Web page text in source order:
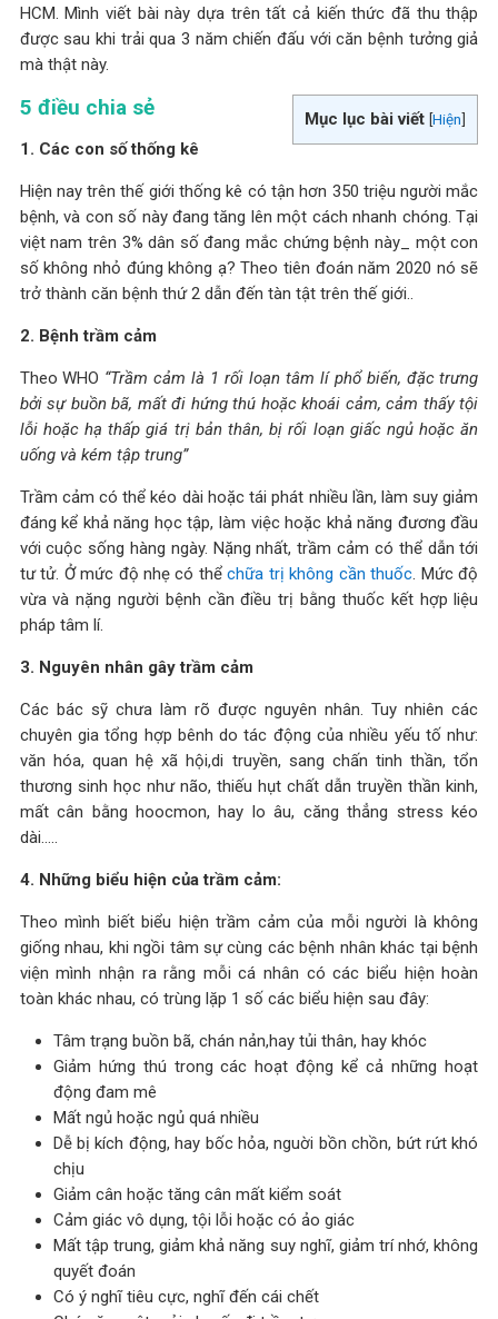
HCM. Mình viết bài này dựa trên tất cả kiến thức đã thu thập
được sau khi trải qua 3 năm chiến đấu với căn bệnh tưởng giả
mà thật này.
Mục lục bài viết [Hiện]
5 điều chia sẻ
1. Các con số thống kê
Hiện nay trên thế giới thống kê có tận hơn 350 triệu người mắc
bệnh, và con số này đang tăng lên một cách nhanh chóng. Tại
việt nam trên 3% dân số đang mắc chứng bệnh này_ một con
số không nhỏ đúng không ạ? Theo tiên đoán năm 2020 nó sẽ
trở thành căn bệnh thứ 2 dẫn đến tàn tật trên thế giới..
2. Bệnh trầm cảm
Theo WHO “Trầm cảm là 1 rối loạn tâm lí phổ biến, đặc trưng
bởi sự buồn bã, mất đi hứng thú hoặc khoái cảm, cảm thấy tội
lỗi hoặc hạ thấp giá trị bản thân, bị rối loạn giấc ngủ hoặc ăn
uống và kém tập trung”
Trầm cảm có thể kéo dài hoặc tái phát nhiều lần, làm suy giảm
đáng kể khả năng học tập, làm việc hoặc khả năng đương đầu
với cuộc sống hàng ngày. Nặng nhất, trầm cảm có thể dẫn tới
tư tử. Ở mức độ nhẹ có thểchữa trị không cần thuốc. Mức độ
vừa và nặng người bệnh cần điều trị bằng thuốc kết hợp liệu
pháp tâm lí.
3. Nguyên nhân gây trầm cảm
Các bác sỹ chưa làm rõ được nguyên nhân. Tuy nhiên các
chuyên gia tổng hợp bênh do tác động của nhiều yếu tố như:
văn hóa, quan hệ xã hội,di truyền, sang chấn tinh thần, tổn
thương sinh học như não, thiếu hụt chất dẫn truyền thần kinh,
mất cân bằng hoocmon, hay lo âu, căng thẳng stress kéo
dài…..
4. Những biểu hiện của trầm cảm:
Theo mình biết biểu hiện trầm cảm của mỗi người là không
giống nhau, khi ngồi tâm sự cùng các bệnh nhân khác tại bệnh
viện mình nhận ra rằng mỗi cá nhân có các biểu hiện hoàn
toàn khác nhau, có trùng lặp 1 số các biểu hiện sau đây:
Tâm trạng buồn bã, chán nản,hay tủi thân, hay khóc
Giảm hứng thú trong các hoạt động kể cả những hoạt
động đam mê
Mất ngủ hoặc ngủ quá nhiều
Dễ bị kích động, hay bốc hỏa, nguời bồn chồn, bứt rứt khó
chịu
Giảm cân hoặc tăng cân mất kiểm soát
Cảm giác vô dụng, tội lỗi hoặc có ảo giác
Mất tập trung, giảm khả năng suy nghĩ, giảm trí nhớ, không
quyết đoán
Có ý nghĩ tiêu cực, nghĩ đến cái chết